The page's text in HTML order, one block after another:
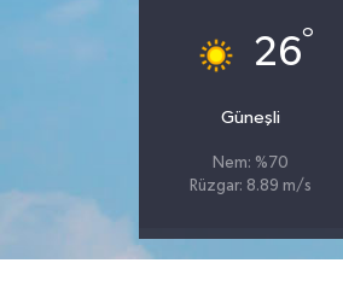
26°
Güneşli
Nem: %70
Rüzgar: 8.89 m/s
YEREL YÖNETİM
ÜÇÜNCÜ SAYFA